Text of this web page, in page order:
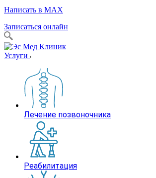
Написать в MAX
Записаться онлайн
Услуги
Лечение позвоночника
Реабилитация